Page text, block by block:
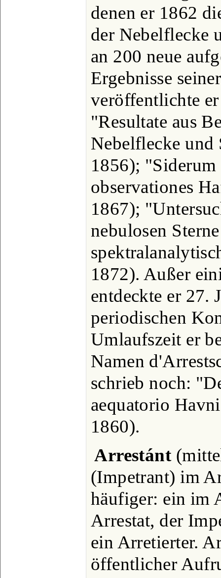
denen er 1862
der Nebelflecke
an 200 neue
Ergebnisse
veröffentlichte
"Resultate aus
Nebelflecke und
1856);
observationes
1867);
nebulosen
1872). Außer
entdeckte er 27.
periodischen
Umlaufszeit er
Namen
schrieb noch:
aequatorio
1860).
Arrestánt
(Impetrant) im
häufiger: ein im
Arrestat, der
ein Arretierter.
öffentlicher